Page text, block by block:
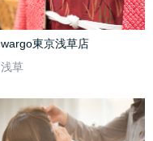
wargo東京浅草店
浅草